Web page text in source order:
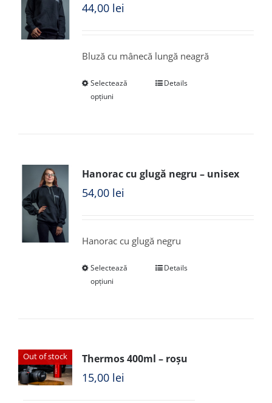
44,00 lei
Bluză cu mânecă lungă neagră
Selectează
opțiuni
Details
Hanorac cu glugă negru – unisex
54,00 lei
Hanorac cu glugă negru
Selectează
opțiuni
Details
Out of stock Thermos 400ml – roșu
15,00 lei